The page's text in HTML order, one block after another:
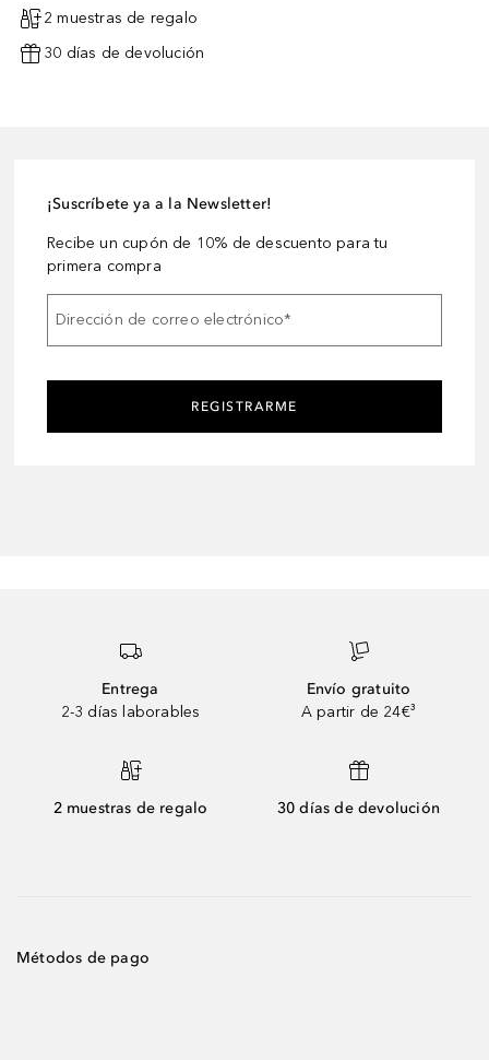
2 muestras de regalo
30 días de devolución
¡Suscríbete ya a la Newsletter!
Recibe un cupón de 10% de descuento para tu
primera compra
Dirección de correo electrónico*
REGISTRARME
Entrega
2-3 días laborables
Envío gratuito
A partir de 24€³
2 muestras de regalo 30 días de devolución
Métodos de pago